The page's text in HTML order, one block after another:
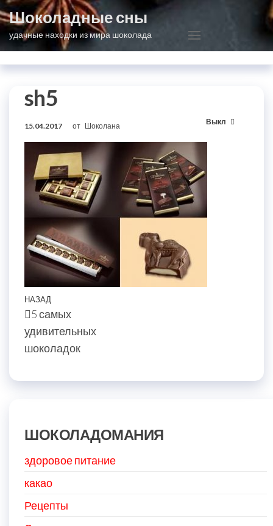
Перейти
к
содержимому
Шоколадные сны
удачные находки из мира шоколада
sh5
15.04.2017 от Шоколана Выкл
Навигация
по
записям
Предыдущая
запись
НАЗАД
5 самых
удивительных
шоколадок
ШОКОЛАДОМАНИЯ
здоровое питание
какао
Рецепты